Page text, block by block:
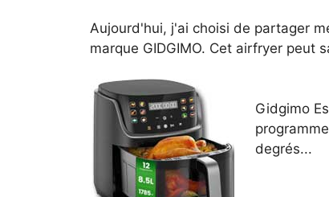
Aujourd'hui, j'ai choisi de partager
marque GIDGIMO. Cet airfryer peut
Gidgimo
degrés...